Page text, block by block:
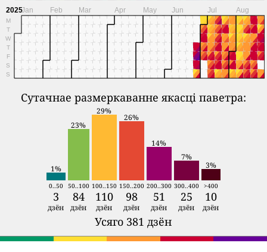
2025
M
T
W
T
F
S
S
Jan Feb Mar Apr May Jun Jul Aug
Сутачнае размеркаванне якасці паветра:
1%
23%
29%
26%
14%
7%
3%
0..50 50..100 100..150 150..200 200..300 300..400 >400
3 84 110 98 51 25 10
дзён дзён дзён дзён дзён дзён дзён
Усяго 381 дзён